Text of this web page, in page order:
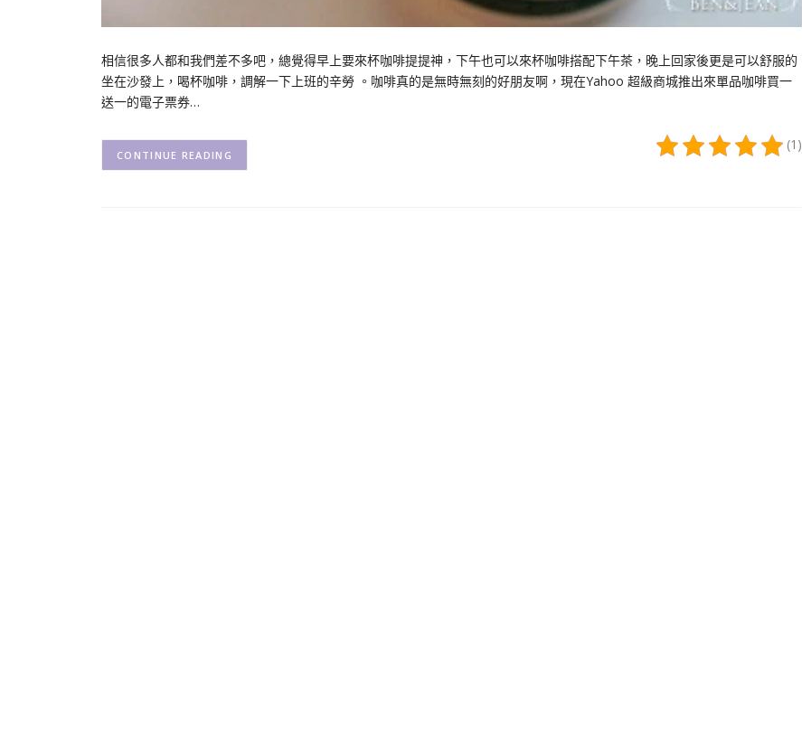
相信很多人都和我們差不多吧，總覺得早上要來杯咖啡提提神，下午也可以來杯咖啡搭配下午茶，晚上回家後更是可以舒服的
坐在沙發上，喝杯咖啡，調解一下上班的辛勞 。咖啡真的是無時無刻的好朋友啊，現在Yahoo 超級商城推出來單品咖啡買一
送一的電子票券…
(1)
CONTINUE READING